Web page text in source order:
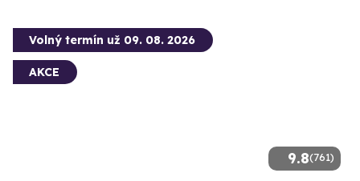
9.8(761)
Volný termín už 09. 08. 2026
AKCE